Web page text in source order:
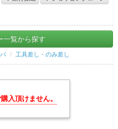
一覧から探す
工具差し・のみ差し
入頂けません。